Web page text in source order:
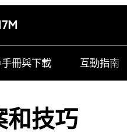
冊與下載 互動指南
和技巧